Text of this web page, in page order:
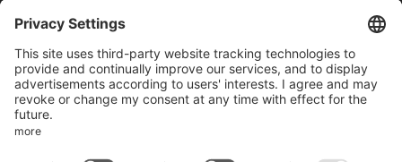
info@lightnet.de